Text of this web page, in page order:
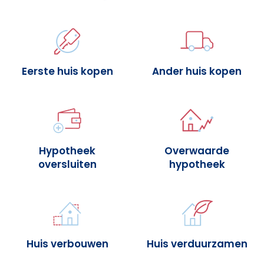
Eerste huis kopen Ander huis kopen
Hypotheek
oversluiten
Overwaarde
hypotheek
Huis verbouwen Huis verduurzamen